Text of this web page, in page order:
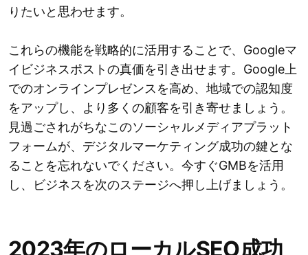
りたいと思わせます。
これらの機能を戦略的に活用することで、Googleマ
イビジネスポストの真価を引き出せます。Google上
でのオンラインプレゼンスを高め、地域での認知度
をアップし、より多くの顧客を引き寄せましょう。
見過ごされがちなこのソーシャルメディアプラット
フォームが、デジタルマーケティング成功の鍵とな
ることを忘れないでください。今すぐGMBを活用
し、ビジネスを次のステージへ押し上げましょう。
2023年のローカルSEO成功